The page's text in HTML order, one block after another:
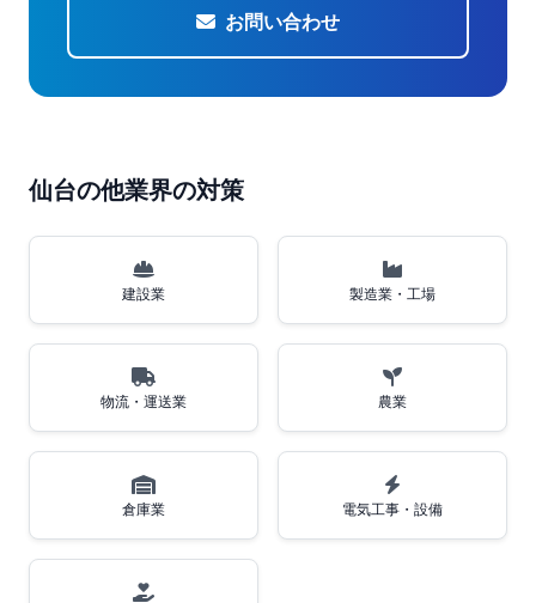
お問い合わせ
仙台の他業界の対策
建設業 製造業・工場
物流・運送業 農業
倉庫業 電気工事・設備